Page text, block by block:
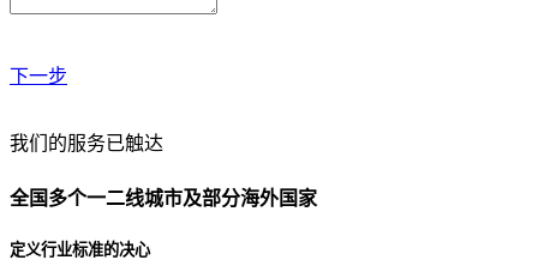
下一步
贵公司预算范围是？
贵公司的团队规模是？
我们的服务已触达
全国多个一二线城市及部分海外国家
定义行业标准的决心